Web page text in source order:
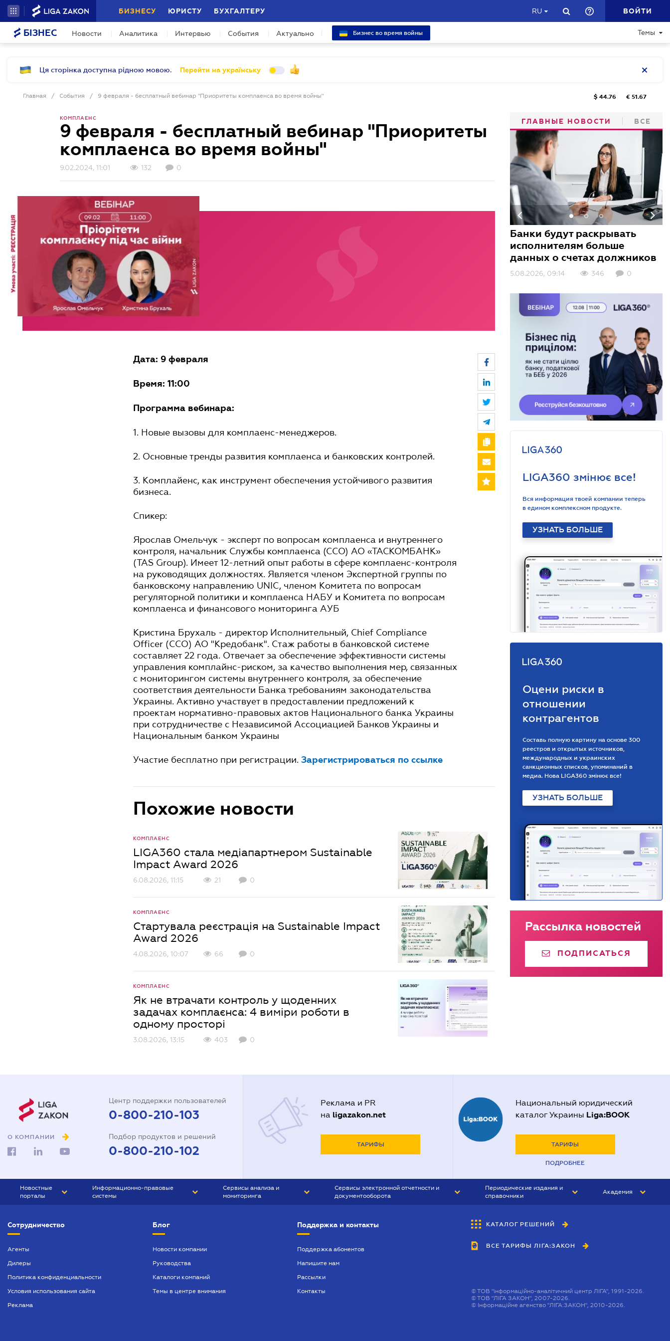
БИЗНЕСУ ЮРИСТУ БУХГАЛТЕРУ RU ВОЙТИ
БІЗНЕС Новости Аналитика Интервью События Актуально Бизнес во время войны Темы
Ця сторінка доступна рідною мовою. Перейти на українську
Главная / События / 9 февраля - бесплатный вебинар "Приоритеты комплаенса во время войны" $ 44.76 € 51.67
КОМПЛАЕНС
9 февраля - бесплатный вебинар "Приоритеты
комплаенса во время войны"
9.02.2024, 11:01 132 0
Дата: 9 февраля
Время: 11:00
Программа вебинара:
1. Новые вызовы для комплаенс-менеджеров.
2. Основные тренды развития комплаенса и банковских контролей.
3. Комплайенс, как инструмент обеспечения устойчивого развития
бизнеса.
Спикер:
Ярослав Омельчук - эксперт по вопросам комплаенса и внутреннего
контроля, начальник Службы комплаенса (ССО) АО «ТАСКОМБАНК»
(TAS Group). Имеет 12-летний опыт работы в сфере комплаенс-контроля
на руководящих должностях. Является членом Экспертной группы по
банковскому направлению UNIC, членом Комитета по вопросам
регуляторной политики и комплаенса НАБУ и Комитета по вопросам
комплаенса и финансового мониторинга АУБ
Кристина Брухаль - директор Исполнительный, Chief Compliance
Officer (ССО) АО "Кредобанк". Стаж работы в банковской системе
составляет 22 года. Отвечает за обеспечение эффективности системы
управления комплайнс-риском, за качество выполнения мер, связанных
с мониторингом системы внутреннего контроля, за обеспечение
соответствия деятельности Банка требованиям законодательства
Украины. Активно участвует в предоставлении предложений к
проектам нормативно-правовых актов Национального банка Украины
при сотрудничестве с Независимой Ассоциацией Банков Украины и
Национальным банком Украины
Участие бесплатно при регистрации. Зарегистрироваться по ссылке
Похожие новости
КОМПЛАЕНС
LIGA360 стала медіапартнером Sustainable
Impact Award 2026
6.08.2026, 11:15 21 0
КОМПЛАЕНС
Стартувала реєстрація на Sustainable Impact
Award 2026
4.08.2026, 10:07 66 0
КОМПЛАЕНС
Як не втрачати контроль у щоденних
задачах комплаєнса: 4 виміри роботи в
одному просторі
3.08.2026, 13:15 403 0
ГЛАВНЫЕ НОВОСТИ ВСЕ
Банки будут раскрывать
исполнителям больше
данных о счетах должников
5.08.2026, 09:14 346 0
3.08.2026, 10:01 408 0
3.08.2026, 09:00 156 0
LIGA360 змінює все!
Вся информация твоей компании теперь
в едином комплексном продукте.
УЗНАТЬ БОЛЬШЕ
Оцени риски в
отношении
контрагентов
Составь полную картину на основе 300
реестров и открытых источников,
международных и украинских
санкционных списков, упоминаний в
медиа. Нова LIGA360 змінює все!
УЗНАТЬ БОЛЬШЕ
Рассылка новостей
ПОДПИСАТЬСЯ
О КОМПАНИИ
Центр поддержки пользователей
0-800-210-103
Подбор продуктов и решений
0-800-210-102
Реклама и PR
на ligazakon.net
ТАРИФЫ
Национальный юридический
каталог Украины Liga:BOOK
ТАРИФЫ
ПОДРОБНЕЕ
Новостные
порталы
БИЗНЕС
Информационно-правовые
системы
БУХГАЛТЕР ПРОФ
ЮРИСТ ПРОФ
Сервисы анализа и
мониторинга
Сервисы электронной отчетности и
документооборота
Периодические издания и
справочники
БУХГАЛТЕР&ЗАКОН
ВЕСТНИК МСФО
Академия
Сотрудничество
Агенты
Дилеры
Политика конфиденциальности
Условия использования сайта
Реклама
Блог
Новости компании
Руководства
Каталоги компаний
Темы в центре внимания
Поддержка и контакты
Поддержка абонентов
Напишите нам
Рассылки
Контакты
КАТАЛОГ РЕШЕНИЙ
ВСЕ ТАРИФЫ ЛІГА:ЗАКОН
©ТОВ "інформаційно-аналітичний центр ЛІГА", 1991-2026.
©ТОВ "ЛІГА ЗАКОН", 2007-2026.
© Інформаційне агенство "ЛІГА:ЗАКОН", 2010-2026.